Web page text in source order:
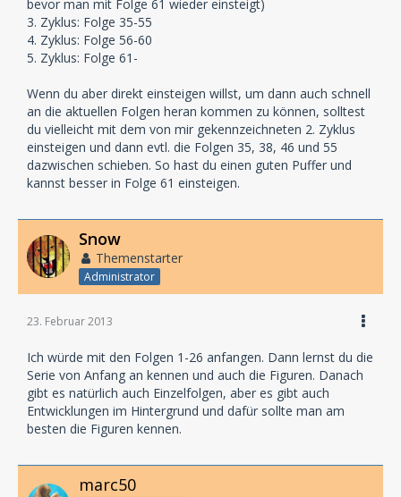
bevor man mit Folge 61 wieder einsteigt)
3. Zyklus: Folge 35-55
4. Zyklus: Folge 56-60
5. Zyklus: Folge 61-
Wenn du aber direkt einsteigen willst, um dann auch schnell
an die aktuellen Folgen heran kommen zu können, solltest
du vielleicht mit dem von mir gekennzeichneten 2. Zyklus
einsteigen und dann evtl. die Folgen 35, 38, 46 und 55
dazwischen schieben. So hast du einen guten Puffer und
kannst besser in Folge 61 einsteigen.
Snow
Themenstarter
Administrator
23. Februar 2013
Ich würde mit den Folgen 1-26 anfangen. Dann lernst du die
Serie von Anfang an kennen und auch die Figuren. Danach
gibt es natürlich auch Einzelfolgen, aber es gibt auch
Entwicklungen im Hintergrund und dafür sollte man am
besten die Figuren kennen.
marc50